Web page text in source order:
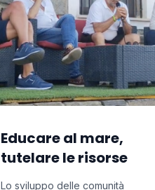
Educare al mare,
tutelare le risorse
Lo sviluppo delle comunità